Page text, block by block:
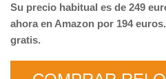
Su precio habitual es de 249
ahora en Amazon por 194
gratis.